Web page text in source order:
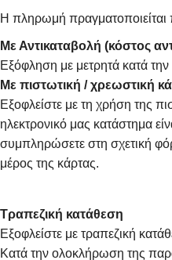
Η πληρωμή πραγματοποιείται
Με Αντικαταβολή (κόστος
Εξόφληση με μετρητά κατά
Με πιστωτική / χρεωστική
Εξοφλείστε με τη χρήση της
ηλεκτρονικό μας κατάστημα
συμπληρώσετε στη σχετική
μέρος της κάρτας.
Τραπεζική κατάθεση
Εξοφλείστε με τραπεζική
Κατά την ολοκλήρωση της